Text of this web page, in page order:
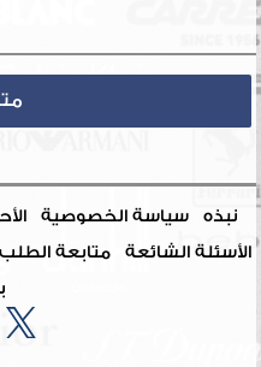
نبذه سياسة الخصوصية
الأسئلة الشائعة
متابعة الطلب